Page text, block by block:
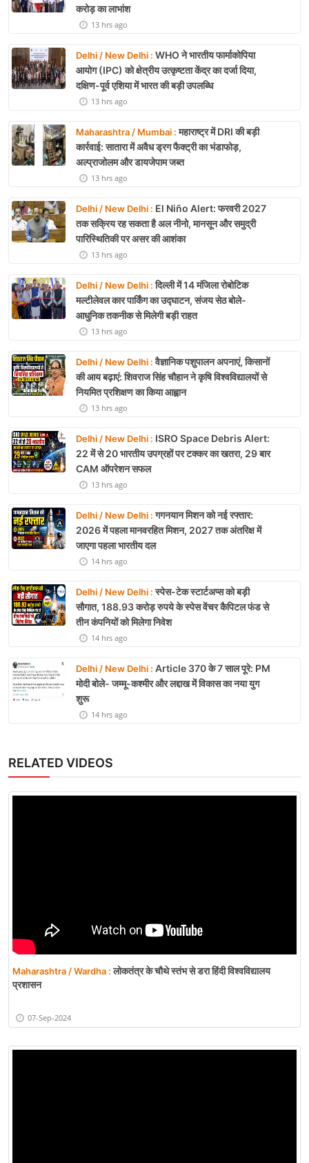
करोड़ का लाभांश
13 hrs ago
Delhi / New Delhi : WHO ने भारतीय फार्माकोपिया
आयोग (IPC) को क्षेत्रीय उत्कृष्टता केंद्र का दर्जा दिया,
दक्षिण-पूर्व एशिया में भारत की बड़ी उपलब्धि
13 hrs ago
Maharashtra / Mumbai :महाराष्ट्र में DRI की बड़ी
कार्रवाई: सातारा में अवैध ड्रग फैक्ट्री का भंडाफोड़,
अल्प्राजोलम और डायजेपाम जब्त
13 hrs ago
Delhi / New Delhi : El Niño Alert: फरवरी 2027
तक सक्रिय रह सकता है अल नीनो, मानसून और समुद्री
पारिस्थितिकी पर असर की आशंका
13 hrs ago
Delhi / New Delhi :दिल्ली में 14 मंजिला रोबोटिक
मल्टीलेवल कार पार्किंग का उद्घाटन, संजय सेठ बोले-
आधुनिक तकनीक से मिलेगी बड़ी राहत
13 hrs ago
Delhi / New Delhi :वैज्ञानिक पशुपालन अपनाएं, किसानों
की आय बढ़ाएं: शिवराज सिंह चौहान ने कृषि विश्वविद्यालयों से
नियमित प्रशिक्षण का किया आह्वान
13 hrs ago
Delhi / New Delhi : ISRO Space Debris Alert:
22 में से 20 भारतीय उपग्रहों पर टक्कर का खतरा, 29 बार
CAM ऑपरेशन सफल
13 hrs ago
Delhi / New Delhi :गगनयान मिशन को नई रफ्तार:
2026 में पहला मानवरहित मिशन, 2027 तक अंतरिक्ष में
जाएगा पहला भारतीय दल
14 hrs ago
Delhi / New Delhi :स्पेस-टेक स्टार्टअप्स को बड़ी
सौगात, 188.93 करोड़ रुपये के स्पेस वेंचर कैपिटल फंड से
तीन कंपनियों को मिलेगा निवेश
14 hrs ago
Delhi / New Delhi : Article 370 के 7 साल पूरे: PM
मोदी बोले- जम्मू-कश्मीर और लद्दाख में विकास का नया युग
शुरू
14 hrs ago
RELATED VIDEOS
Maharashtra / Wardha :लोकतंत्र के चौथे स्तंभ से डरा हिंदी विश्वविद्यालय
प्रशासन
07-Sep-2024